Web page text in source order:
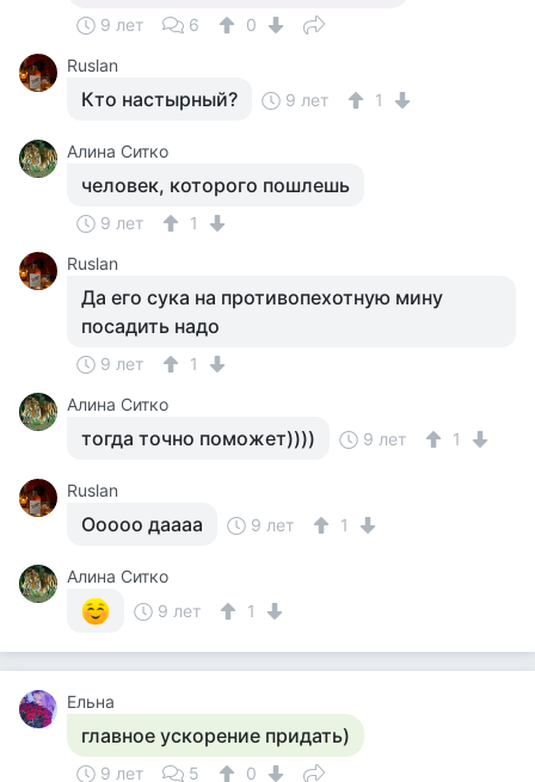
9 лет 6
0
Ruslan
Кто настырный? 9 лет 1
Алина Ситко
человек, которого пошлешь
9 лет
1
Ruslan
Да его сука на противопехотную мину
посадить надо
9 лет
1
Алина Ситко
тогда точно поможет)))) 9 лет 1
Ruslan
Ооооо даааа 9 лет 1
Алина Ситко
9 лет
1
Ельна
главное ускорение придать)
9 лет 5
0